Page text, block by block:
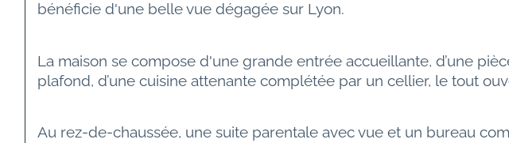
bénéficie d'une belle vue dégagée sur Lyon.
La maison se compose d'une grande entrée accueillante, d’une
plafond, d’une cuisine attenante complétée par un cellier, le tout
Au rez-de-chaussée, une suite parentale avec vue et un bureau